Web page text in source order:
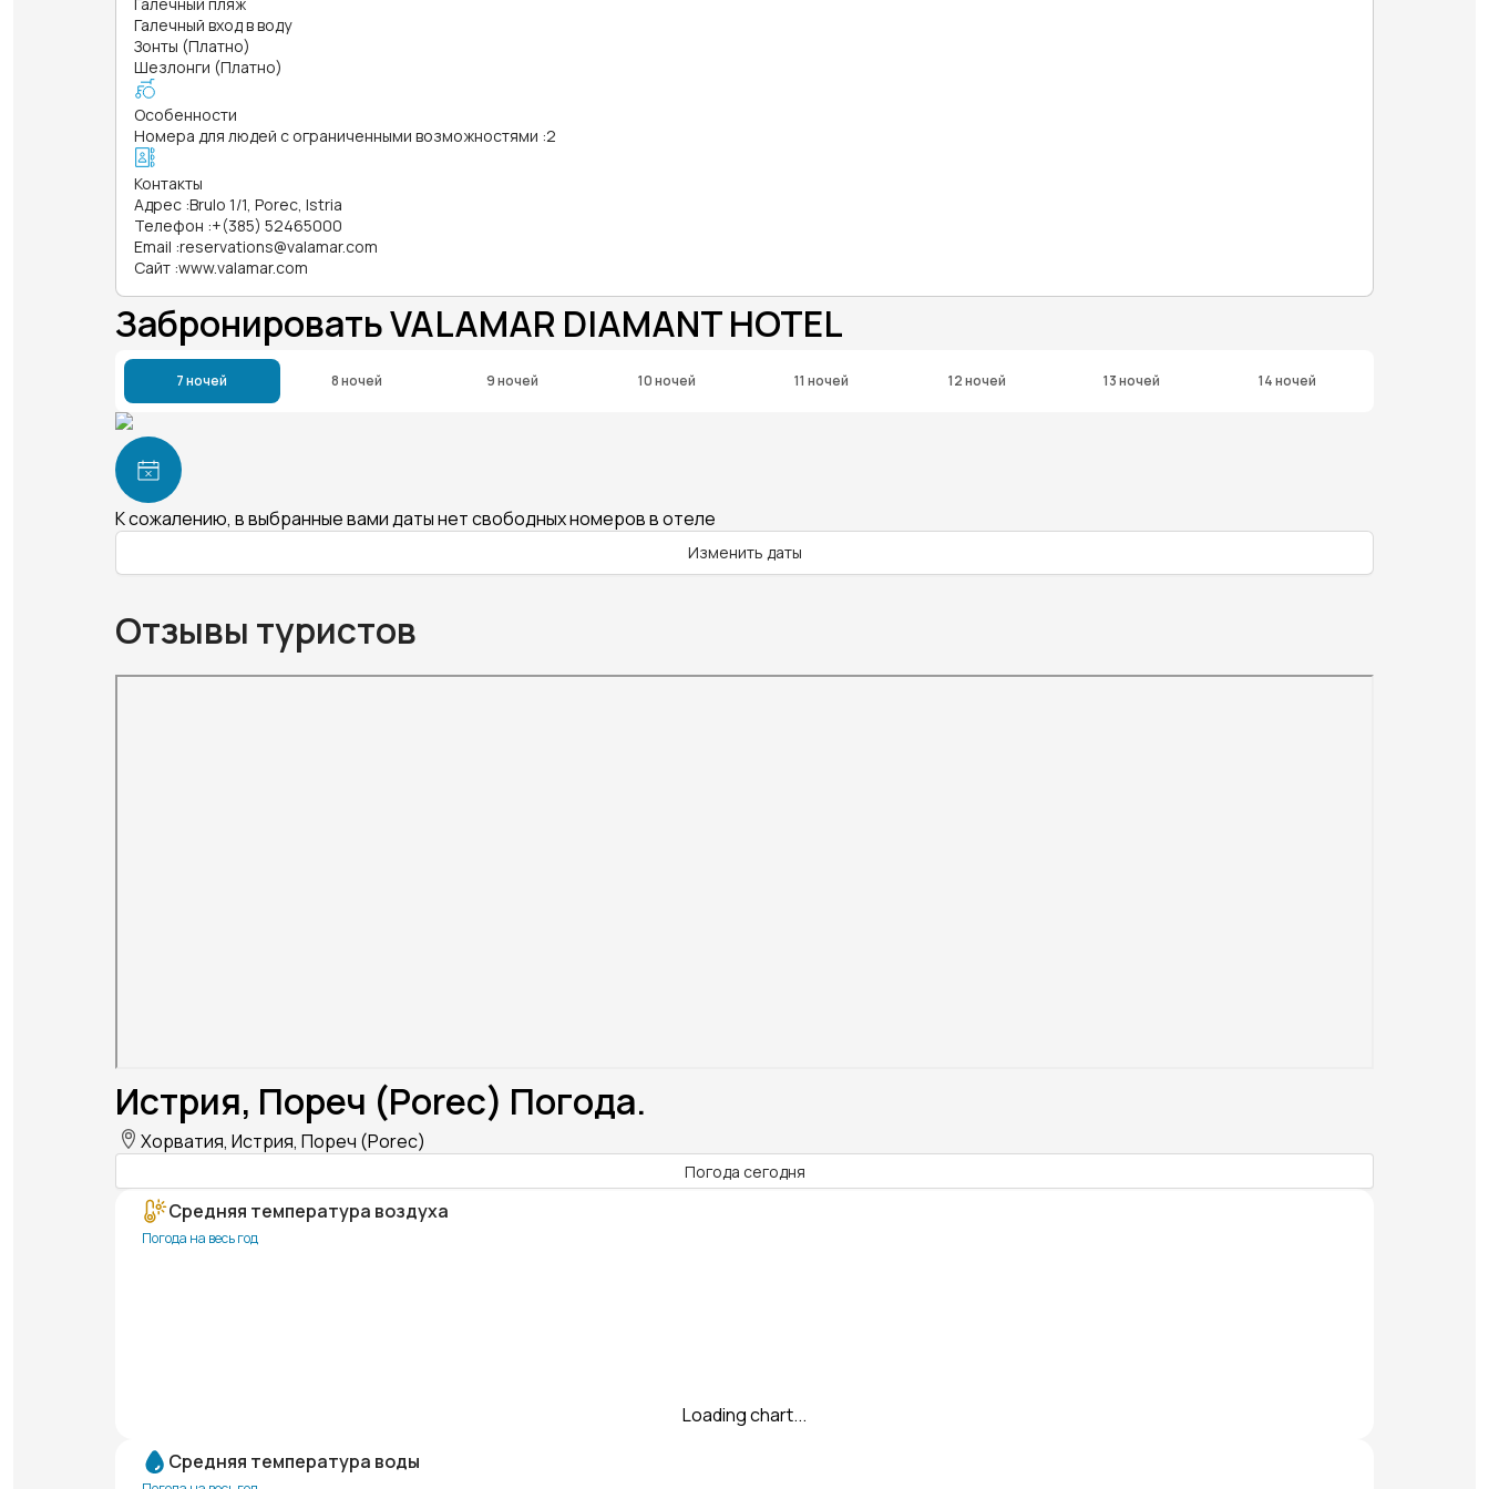
Галечный вход в воду
Зонты (Платно)
Шезлонги (Платно)
Особенности
Номера для людей с ограниченными возможностями :2
Контакты
Адрес :Brulo 1/1, Porec, Istria
Телефон :+(385) 52465000
Email :reservations@valamar.com
Сайт :www.valamar.com
Забронировать VALAMAR DIAMANT HOTEL
7 ночей 8 ночей 9 ночей 10 ночей 11 ночей 12 ночей 13 ночей 14 ночей
К сожалению, в выбранные вами даты нет свободных номеров в отеле
Изменить даты
Отзывы туристов
Истрия, Пореч (Porec) Погода.
Хорватия, Истрия, Пореч (Porec)
Погода сегодня
Средняя температура воздуха
Погода на весь год
Loading chart...
Средняя температура воды